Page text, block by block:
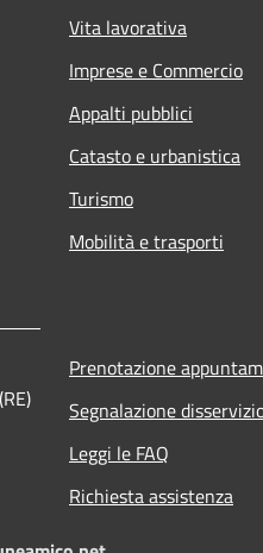
Vita lavorativa
Imprese e Commercio
Appalti pubblici
Catasto e urbanistica
Turismo
Mobilità e trasporti
Prenotazione
Segnalazione
Leggi le FAQ
Richiesta assistenza